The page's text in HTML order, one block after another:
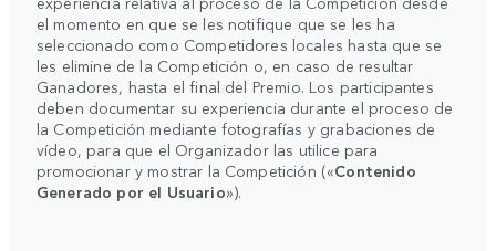
el momento en que se les notifique que se les ha
seleccionado como Competidores locales hasta que se
les elimine de la Competición o, en caso de resultar
Ganadores, hasta el final del Premio. Los participantes
deben documentar su experiencia durante el proceso de
la Competición mediante fotografías y grabaciones de
vídeo, para que el Organizador las utilice para
promocionar y mostrar la Competición («Contenido
Generado por el Usuario»).